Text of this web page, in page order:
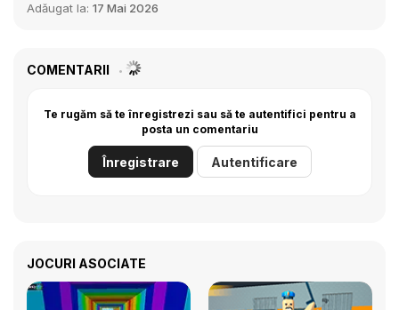
Adăugat la: 17 Mai 2026
COMENTARII
Te rugăm să te înregistrezi sau să te autentifici pentru a
posta un comentariu
Înregistrare Autentificare
JOCURI ASOCIATE